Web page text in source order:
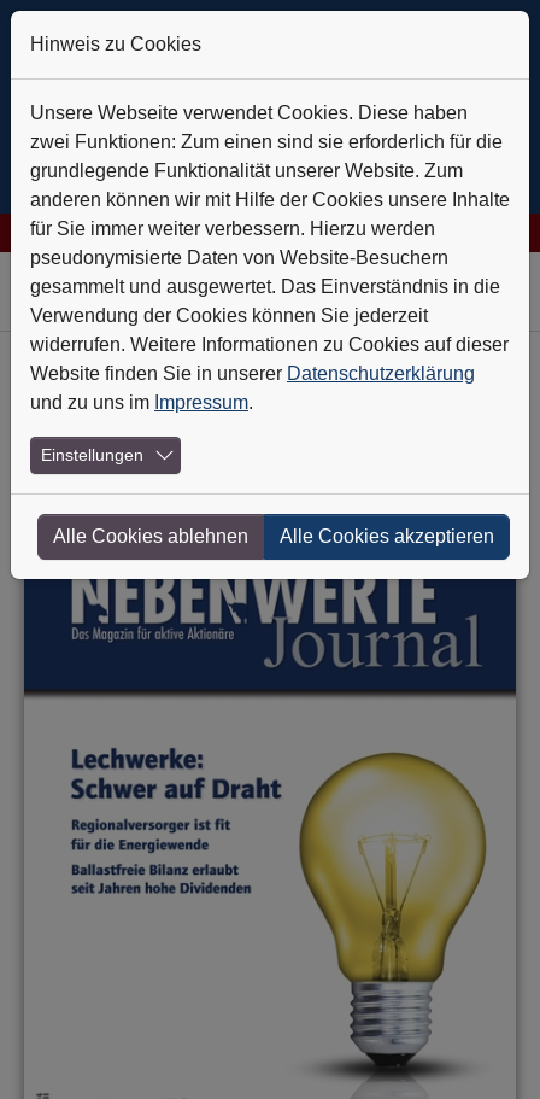
AG: Verlässlich auf Kurs+++Daldrup & Söhne: Geothermie
Skip to main navigation
Skip to main content
Skip to page footer
Heft-Archiv
Nr. 4 - April 2012
Schwer auf Draht
Hinweis zu Cookies
Unsere Webseite verwendet Cookies. Diese haben
zwei Funktionen: Zum einen sind sie erforderlich für die
grundlegende Funktionalität unserer Website. Zum
anderen können wir mit Hilfe der Cookies unsere Inhalte
für Sie immer weiter verbessern. Hierzu werden
pseudonymisierte Daten von Website-Besuchern
gesammelt und ausgewertet. Das Einverständnis in die
Verwendung der Cookies können Sie jederzeit
widerrufen. Weitere Informationen zu Cookies auf dieser
Website finden Sie in unserer Datenschutzerklärung
und zu uns im Impressum.
Einstellungen
Alle Cookies ablehnen Alle Cookies akzeptieren